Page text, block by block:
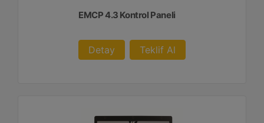
EMCP 4.3 Kontrol Paneli
Detay Teklif Al